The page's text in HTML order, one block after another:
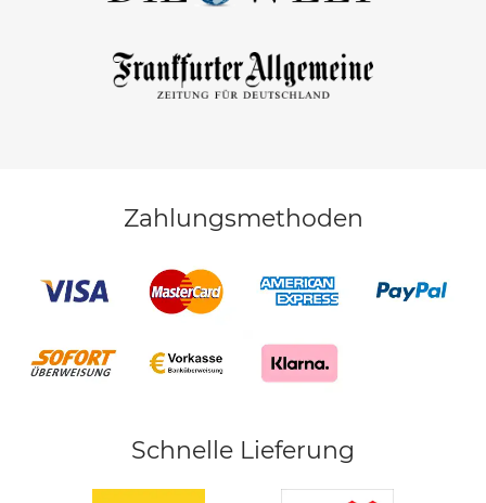
Zahlungsmethoden
Schnelle Lieferung